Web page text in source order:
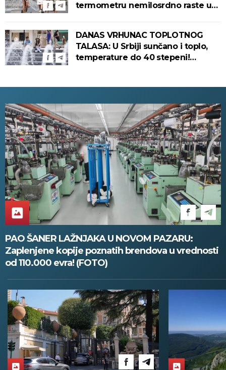
termometru nemilosrdno raste u
DANAS VRHUNAC TOPLOTNOG
TALASA: U Srbiji sunčano i toplo,
temperature do 40 stepeni!
PAO ŠANER LAŽNJAKA U NOVOM PAZARU:
Zaplenjene kopije poznatih brendova u vrednosti
od 110.000 evra! (FOTO)